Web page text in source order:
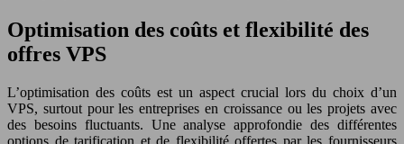
Optimisation des coûts et flexibilité des
offres VPS
L’optimisation des coûts est un aspect crucial lors du choix d’un
VPS, surtout pour les entreprises en croissance ou les projets avec
des besoins fluctuants. Une analyse approfondie des différentes
options de tarification et de flexibilité offertes par les fournisseurs